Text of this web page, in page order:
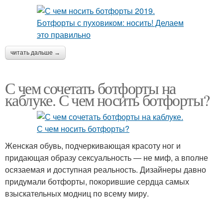
читать дальше →
С чем сочетать ботфорты на
каблуке. С чем носить ботфорты?
Женская обувь, подчеркивающая красоту ног и
придающая образу сексуальность — не миф, а вполне
осязаемая и доступная реальность. Дизайнеры давно
придумали ботфорты, покорившие сердца самых
взыскательных модниц по всему миру.